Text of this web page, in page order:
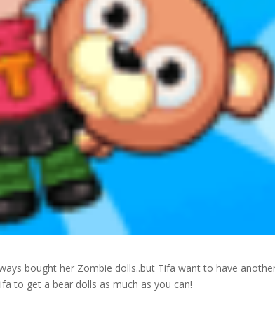
bought her Zombie dolls..but Tifa want to have
to get a bear dolls as much as you can!